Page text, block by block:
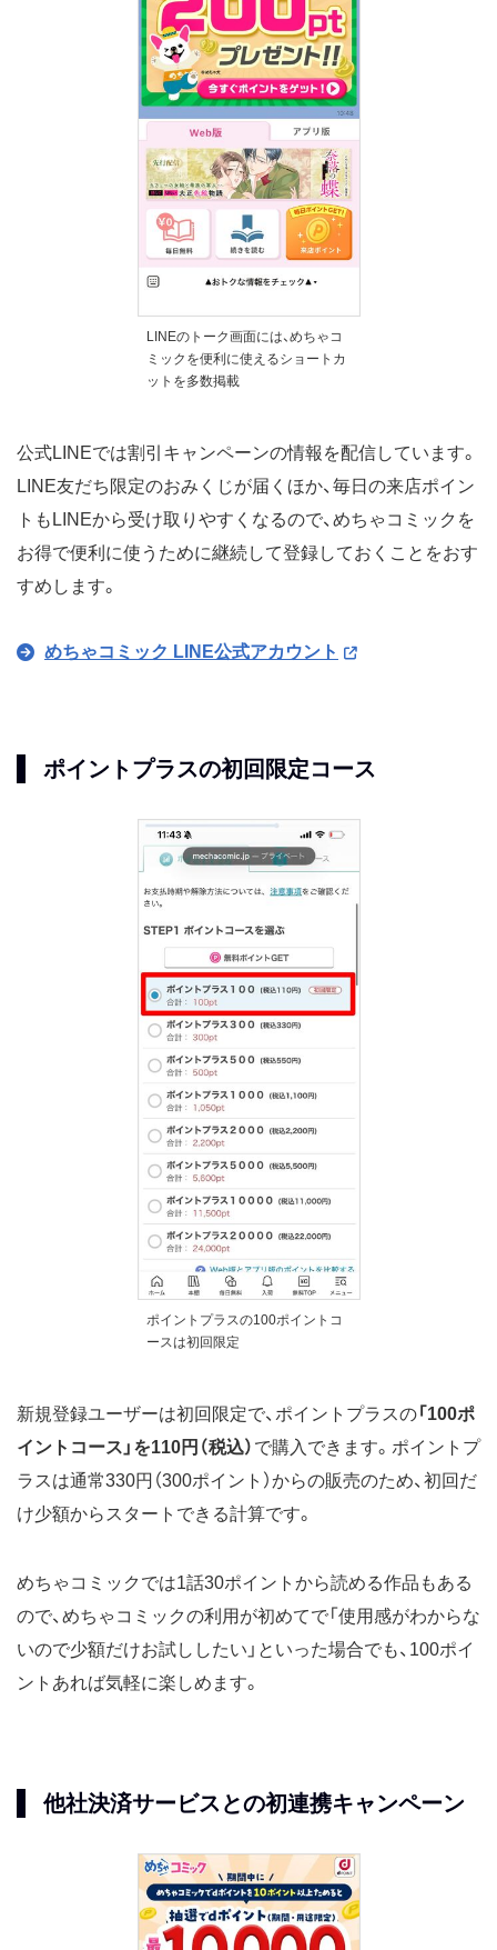
LINEのトーク画面には、めちゃコ
ミックを便利に使えるショートカ
ットを多数掲載
公式LINEでは割引キャンペーンの情報を配信しています。
LINE友だち限定のおみくじが届くほか、毎日の来店ポイン
トもLINEから受け取りやすくなるので、めちゃコミックを
お得で便利に使うために継続して登録しておくことをおす
すめします。
めちゃコミック LINE公式アカウント
ポイントプラスの初回限定コース
ポイントプラスの100ポイントコ
ースは初回限定
新規登録ユーザーは初回限定で、ポイントプラスの「100ポ
イントコース」を110円（税込） で購入できます。ポイントプ
ラスは通常330円（300ポイント）からの販売のため、初回だ
け少額からスタートできる計算です。
めちゃコミックでは1話30ポイントから読める作品もある
ので、めちゃコミックの利用が初めてで「使用感がわからな
いので少額だけお試ししたい」といった場合でも、100ポイ
ントあれば気軽に楽しめます。
他社決済サービスとの初連携キャンペーン